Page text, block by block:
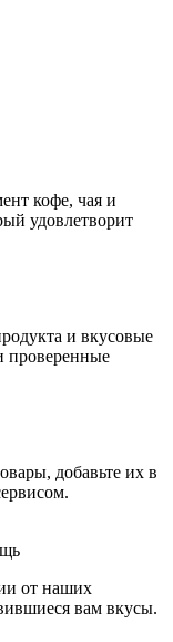
кофе, чая и
удовлетворит
и вкусовые
проверенные
добавьте их в
от наших
вам вкусы.